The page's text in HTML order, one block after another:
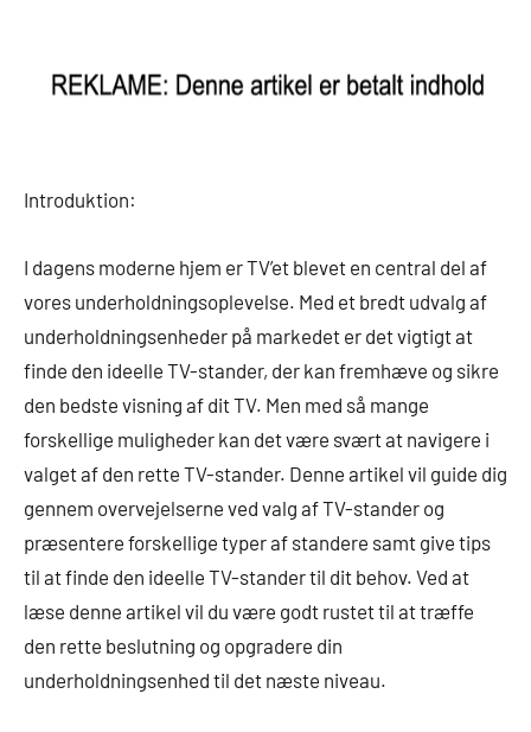
Introduktion:
I dagens moderne hjem er TV’et blevet en central del af
vores underholdningsoplevelse. Med et bredt udvalg af
underholdningsenheder på markedet er det vigtigt at
finde den ideelle TV-stander, der kan fremhæve og sikre
den bedste visning af dit TV. Men med så mange
forskellige muligheder kan det være svært at navigere i
valget af den rette TV-stander. Denne artikel vil guide dig
gennem overvejelserne ved valg af TV-stander og
præsentere forskellige typer af standere samt give tips
til at finde den ideelle TV-stander til dit behov. Ved at
læse denne artikel vil du være godt rustet til at træffe
den rette beslutning og opgradere din
underholdningsenhed til det næste niveau.